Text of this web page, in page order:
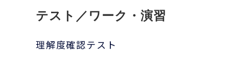
テスト／ワーク・演習
理解度確認テスト